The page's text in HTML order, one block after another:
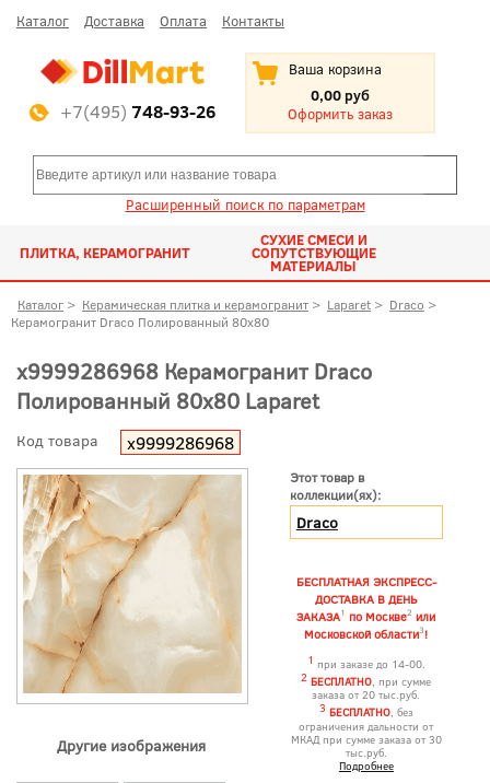
Каталог Доставка Оплата Контакты
+7(495) 748-93-26
Ваша корзина
0,00 руб
Оформить заказ
Расширенный поиск по параметрам
ПЛИТКА, КЕРАМОГРАНИТ
СУХИЕ СМЕСИ И
СОПУТСТВУЮЩИЕ
МАТЕРИАЛЫ
Каталог > Керамическая плитка и керамогранит > Laparet > Draco >
Керамогранит Draco Полированный 80x80
х9999286968 Керамогранит Draco
Полированный 80x80 Laparet
Код товара х9999286968
Другие изображения
Этот товар в
коллекции(ях):
Draco
БЕСПЛАТНАЯ ЭКСПРЕСС-
ДОСТАВКА В ДЕНЬ
ЗАКАЗА1 по Москве2 или
Московской области3!
1 при заказе до 14-00.
2 БЕСПЛАТНО, при сумме
заказа от 20 тыс.руб.
3 БЕСПЛАТНО, без
ограничения дальности от
МКАД при сумме заказа от 30
тыс.руб.
Подробнее